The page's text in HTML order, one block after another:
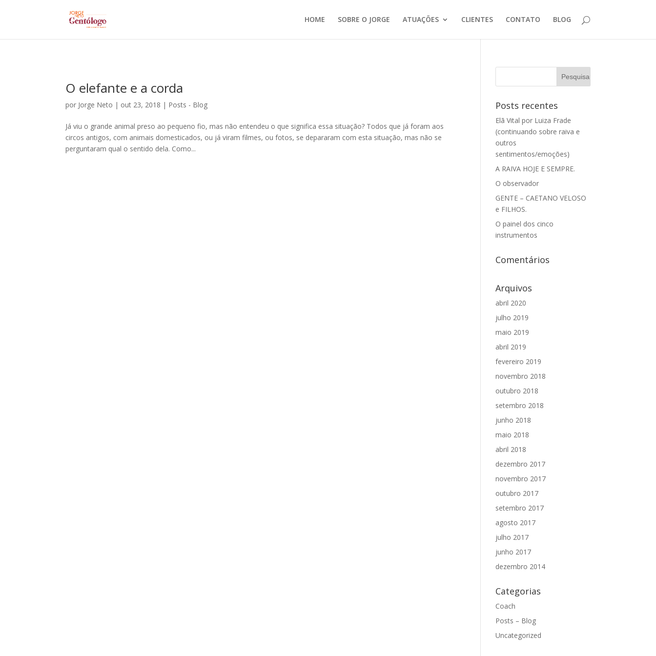
HOME SOBRE O JORGE ATUAÇÕES CLIENTES CONTATO BLOG
O elefante e a corda
por Jorge Neto | out 23, 2018 | Posts - Blog
Já viu o grande animal preso ao pequeno fio, mas não entendeu o que significa essa situação? Todos que já foram aos
circos antigos, com animais domesticados, ou já viram filmes, ou fotos, se depararam com esta situação, mas não se
perguntaram qual o sentido dela. Como...
Posts recentes
Elã Vital por Luiza Frade
(continuando sobre raiva e
outros
sentimentos/emoções)
A RAIVA HOJE E SEMPRE.
O observador
GENTE – CAETANO VELOSO
e FILHOS.
O painel dos cinco
instrumentos
Comentários
Arquivos
abril 2020
julho 2019
maio 2019
abril 2019
fevereiro 2019
novembro 2018
outubro 2018
setembro 2018
junho 2018
maio 2018
abril 2018
dezembro 2017
novembro 2017
outubro 2017
setembro 2017
agosto 2017
julho 2017
junho 2017
dezembro 2014
Categorias
Coach
Posts – Blog
Uncategorized